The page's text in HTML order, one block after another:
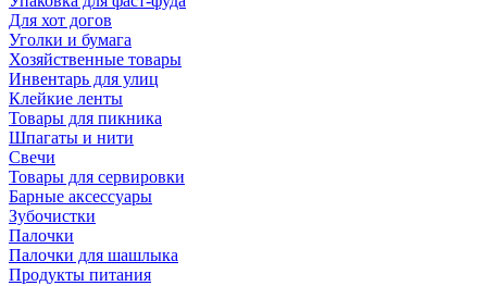
Для хот догов
Уголки и бумага
Хозяйственные товары
Инвентарь для улиц
Клейкие ленты
Товары для пикника
Шпагаты и нити
Свечи
Товары для сервировки
Барные аксессуары
Зубочистки
Палочки
Палочки для шашлыка
Продукты питания